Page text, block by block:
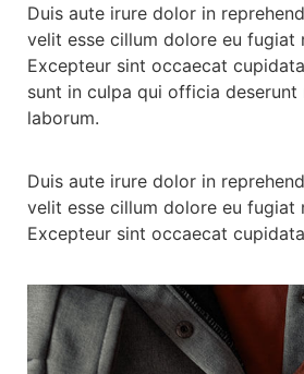
Duis aute irure dolor in
velit esse cillum dolore eu fugiat
Excepteur sint occaecat
sunt in culpa qui officia
laborum.
Duis aute irure dolor in
velit esse cillum dolore eu fugiat
Excepteur sint occaecat